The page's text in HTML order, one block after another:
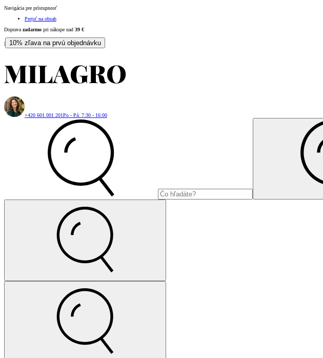
Navigácia pre prístupnosť
Prejsť na obsah
Doprava zadarmo pri nákupe nad 39 €
| 10% zľava na prvú objednávku
+420 601 001 201Po - Pá: 7:30 - 16:00